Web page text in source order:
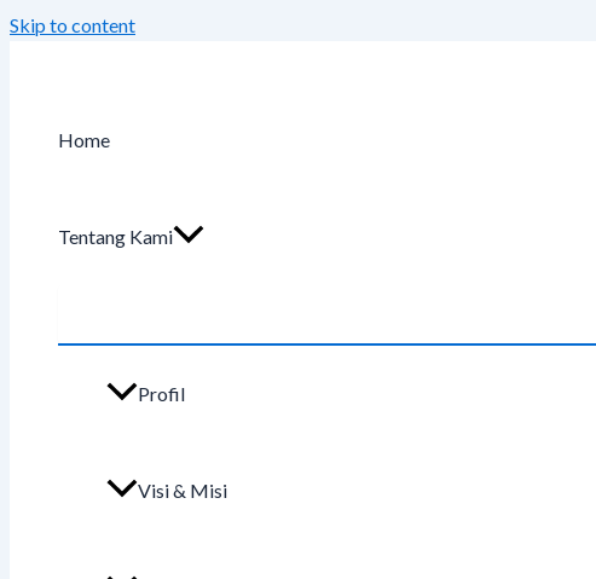
Skip to content
Home
Tentang Kami
Profil
Visi & Misi